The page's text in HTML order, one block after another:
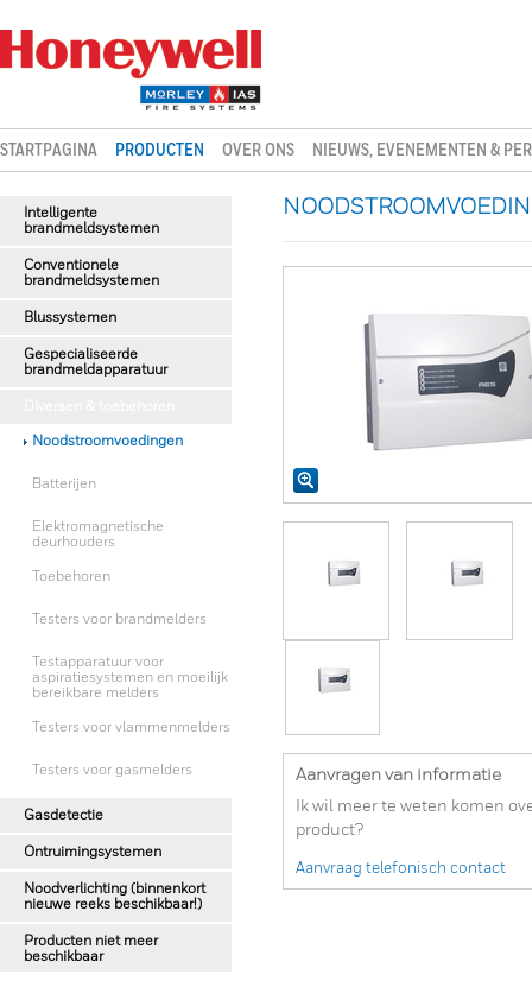
STARTPAGINA PRODUCTEN OVER ONS NIEUWS, EVENEMENTEN &
Intelligente
brandmeldsystemen
Conventionele
brandmeldsystemen
Blussystemen
Gespecialiseerde
brandmeldapparatuur
Noodstroomvoedingen
Batterijen
Elektromagnetische
deurhouders
Toebehoren
Testers voor brandmelders
Testapparatuur voor
aspiratiesystemen en moeilijk
bereikbare melders
Testers voor vlammenmelders
Testers voor gasmelders
Gasdetectie
Ontruimingsystemen
Noodverlichting (binnenkort
nieuwe reeks beschikbaar!)
Producten niet meer
beschikbaar
Aanvragen van informatie
Ik wil meer te weten komen
product?
Aanvraag telefonisch contact